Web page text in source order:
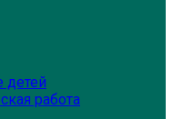
детей
работа